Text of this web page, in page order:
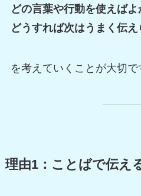
どの言葉や行動を使えば
どうすれば次はうまく伝
を考えていくことが大切で
理由1：ことばで伝え